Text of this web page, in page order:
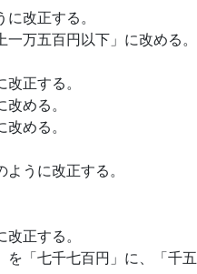
改正する。
万五百円以下」に改める。
正する。
める。
める。
うに改正する。
正する。
「七千七百円」に、「千五